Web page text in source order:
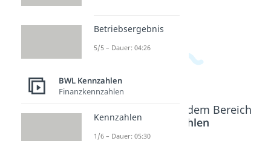
kannst.
Beliebte Inhalte aus dem Bereich
BWL Kennzahlen
Betriebsergebnis
5/5 – Dauer: 04:26
BWL Kennzahlen
Finanzkennzahlen
Kennzahlen
1/6 – Dauer: 05:30